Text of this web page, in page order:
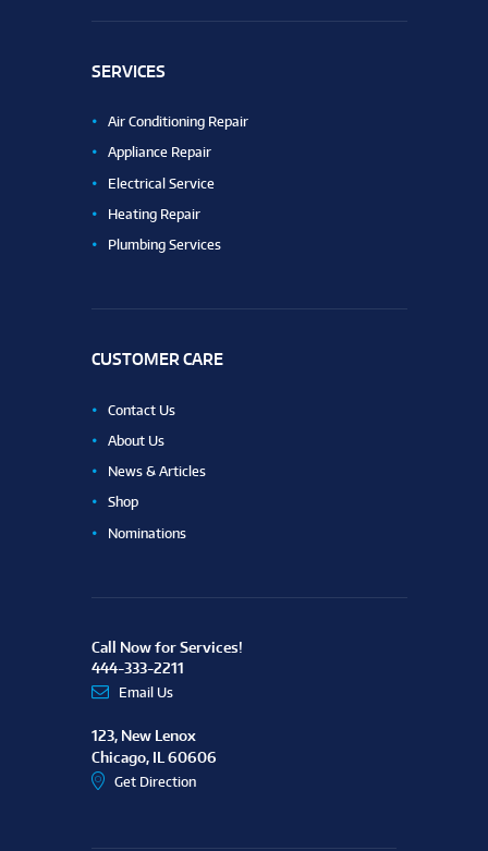
SERVICES
Air Conditioning Repair
Appliance Repair
Electrical Service
Heating Repair
Plumbing Services
CUSTOMER CARE
Contact Us
About Us
News & Articles
Shop
Nominations
Call Now for Services!
444-333-2211
Email Us
123, New Lenox
Chicago, IL 60606
Get Direction